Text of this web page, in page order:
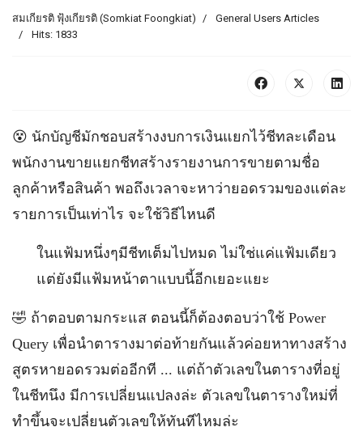
สมเกียรติ ฟุ้งเกียรติ (Somkiat Foongkiat)
General Users Articles
Hits: 1833
😵 นักบัญชีมักชอบสร้างงบการเงินแยกไว้ชีทละเดือน
พนักงานขายแยกชีทสร้างรายงานการขายตามชื่อ
ลูกค้าหรือสินค้า พอถึงเวลาจะหาว่ายอดรวมของแต่ละ
รายการเป็นเท่าไร จะใช้วิธีไหนดี
ในแฟ้มหนึ่งๆมีชีทเต็มไปหมด ไม่ใช่แค่แฟ้มเดียว
แต่ยังมีแฟ้มหน้าตาแบบนี้อีกเยอะแยะ
🤣 ถ้าตอบตามกระแส ตอนนี้ก็ต้องตอบว่าใช้ Power
Query เพื่อนำตารางมาต่อท้ายกันแล้วค่อยหาทางสร้าง
สูตรหายอดรวมต่ออีกที ... แต่ถ้าตัวเลขในตารางที่อยู่
ในชีทนึง มีการเปลี่ยนแปลงล่ะ ตัวเลขในตารางใหม่ที่
ทำขึ้นจะเปลี่ยนตัวเลขให้ทันทีไหมล่ะ